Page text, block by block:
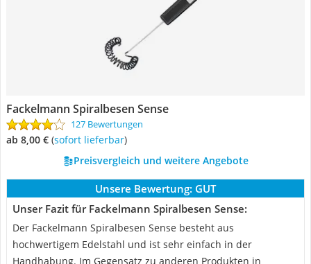
Fackelmann Spiralbesen Sense
127 Bewertungen
ab 8,00 € ( Sofort lieferbar)
Preisvergleich und weitere Angebote
Unsere Bewertung: GUT
Unser Fazit für Fackelmann Spiralbesen Sense:
Der Fackelmann Spiralbesen Sense besteht aus
hochwertigem Edelstahl und ist sehr einfach in der
Handhabung. Im Gegensatz zu anderen Produkten in